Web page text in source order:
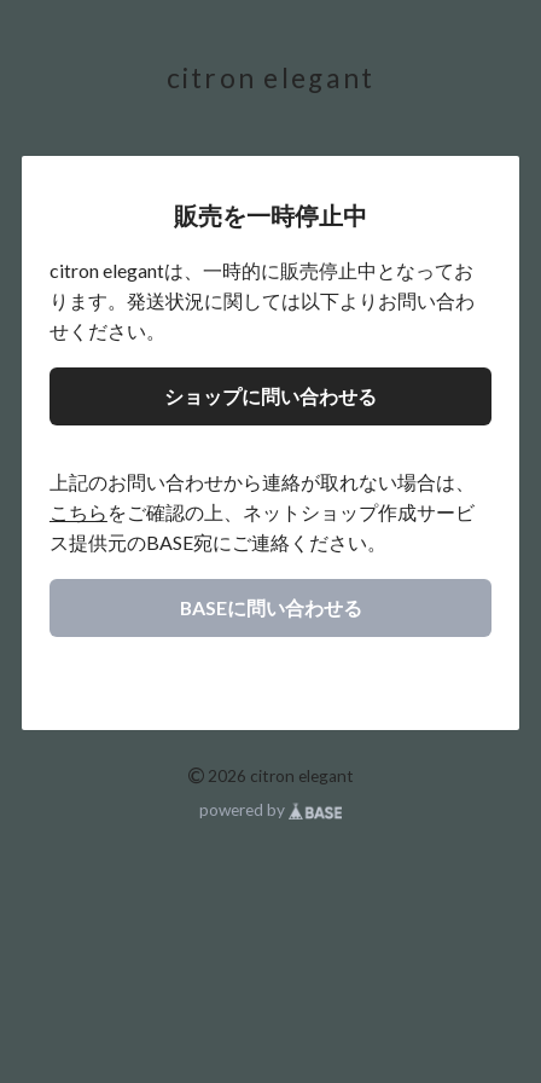
citron elegant
販売を一時停止中
citron elegantは、一時的に販売停止中となってお
ります。発送状況に関しては以下よりお問い合わ
せください。
ショップに問い合わせる
上記のお問い合わせから連絡が取れない場合は、
こちら をご確認の上、ネットショップ作成サービ
ス提供元のBASE宛にご連絡ください。
BASEに問い合わせる
© 2026 citron elegant
powered by